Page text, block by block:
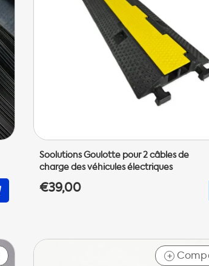
Soolutions Goulotte pour 2 câbles de
charge des véhicules électriques
€39,00
+